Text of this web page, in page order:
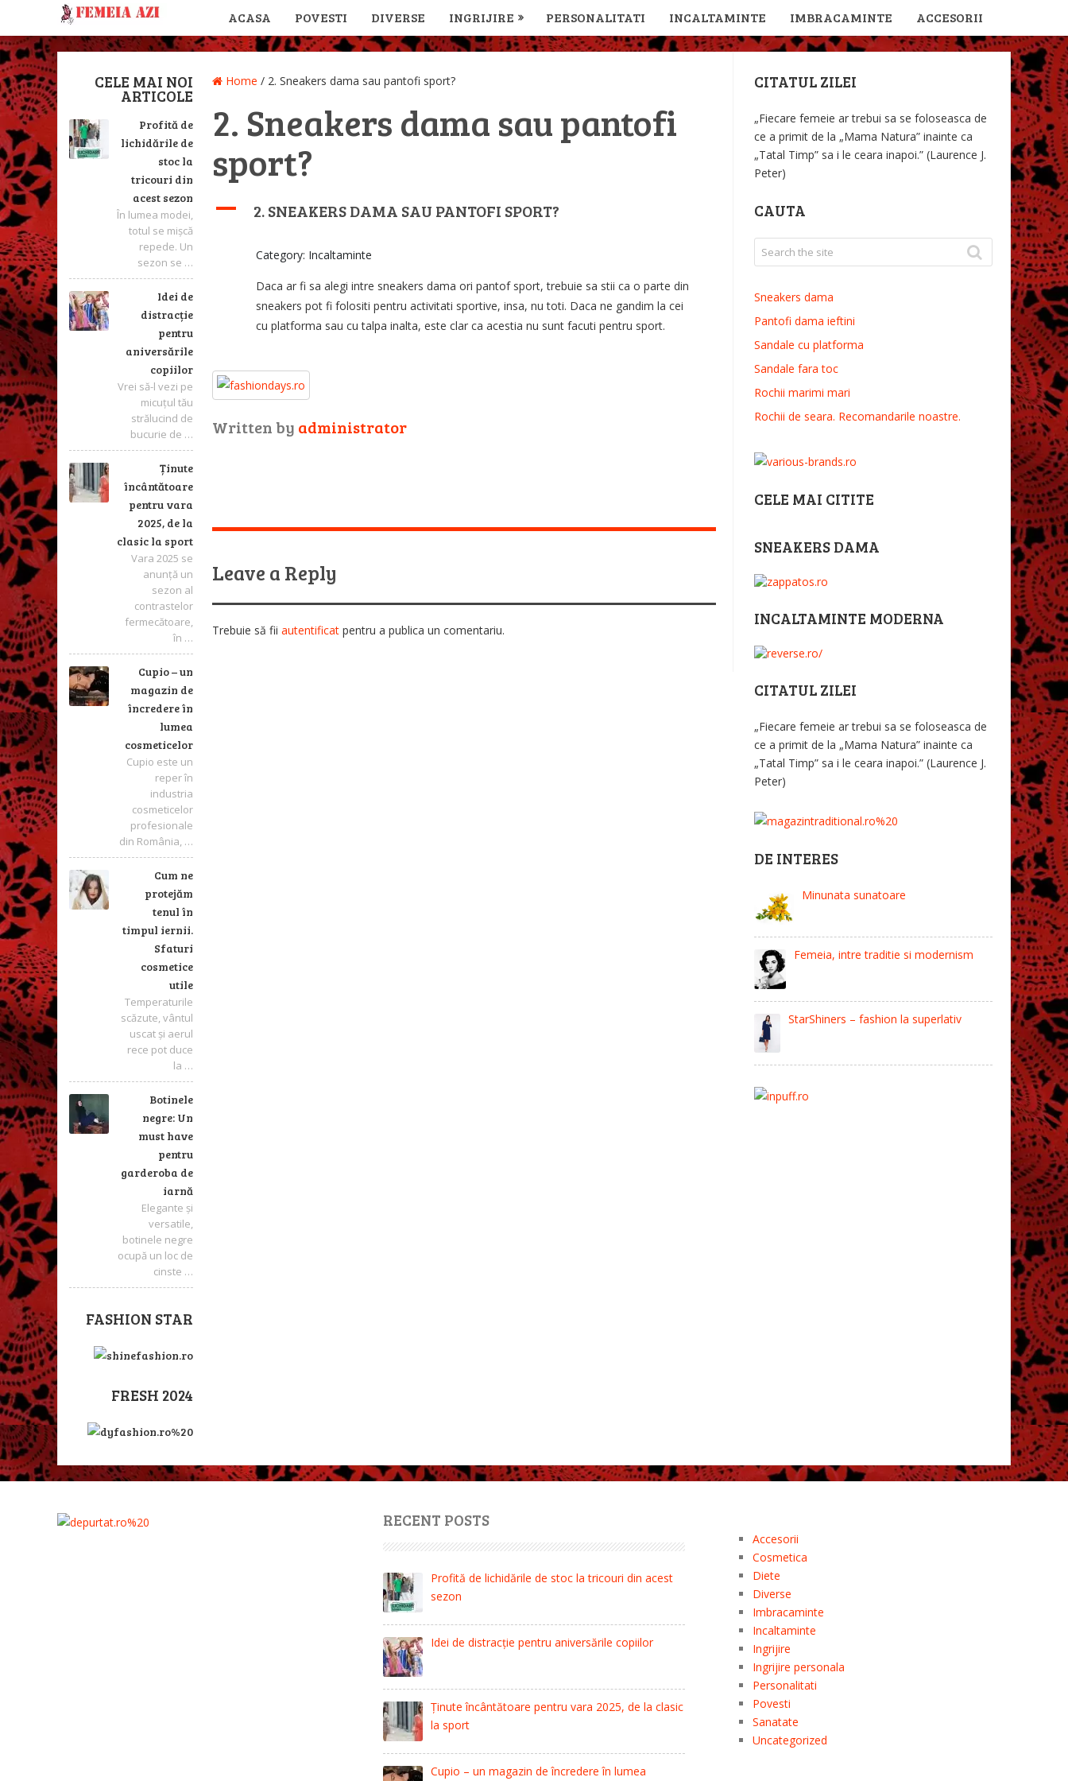
ACASA POVESTI DIVERSE INGRIJIRE PERSONALITATI INCALTAMINTE IMBRACAMINTE ACCESORII
CELE MAI NOI
ARTICOLE
Profită de
lichidările de
stoc la
tricouri din
acest sezon
În lumea modei,
totul se mișcă
repede. Un
sezon se …
Idei de
distracție
pentru
aniversările
copiilor
Vrei să-l vezi pe
micuțul tău
strălucind de
bucurie de …
Ținute
încântătoare
pentru vara
2025, de la
clasic la sport
Vara 2025 se
anunță un
sezon al
contrastelor
fermecătoare,
în …
Cupio – un
magazin de
încredere în
lumea
cosmeticelor
Cupio este un
reper în
industria
cosmeticelor
profesionale
din România, …
Cum ne
protejăm
tenul în
timpul iernii.
Sfaturi
cosmetice
utile
Temperaturile
scăzute, vântul
uscat și aerul
rece pot duce
la …
Botinele
negre: Un
must have
pentru
garderoba de
iarnă
Elegante și
versatile,
botinele negre
ocupă un loc de
cinste …
FASHION STAR
FRESH 2024
Home / 2. Sneakers dama sau pantofi sport?
2. Sneakers dama sau pantofi
sport?
A 2. SNEAKERS DAMA SAU PANTOFI SPORT?
Category: Incaltaminte
Daca ar fi sa alegi intre sneakers dama ori pantof sport, trebuie sa stii ca o parte din
sneakers pot fi folositi pentru activitati sportive, insa, nu toti. Daca ne gandim la cei
cu platforma sau cu talpa inalta, este clar ca acestia nu sunt facuti pentru sport.
Written by administrator
Leave a Reply
Trebuie să fii autentificat pentru a publica un comentariu.
CITATUL ZILEI
„Fiecare femeie ar trebui sa se foloseasca de
ce a primit de la „Mama Natura” inainte ca
„Tatal Timp” sa i le ceara inapoi.” (Laurence J.
Peter)
CAUTA
Sneakers dama
Pantofi dama ieftini
Sandale cu platforma
Sandale fara toc
Rochii marimi mari
Rochii de seara. Recomandarile noastre.
CELE MAI CITITE
SNEAKERS DAMA
INCALTAMINTE MODERNA
CITATUL ZILEI
„Fiecare femeie ar trebui sa se foloseasca de
ce a primit de la „Mama Natura” inainte ca
„Tatal Timp” sa i le ceara inapoi.” (Laurence J.
Peter)
DE INTERES
Minunata sunatoare
Femeia, intre traditie si modernism
StarShiners – fashion la superlativ
RECENT POSTS
Profită de lichidările de stoc la tricouri din acest
sezon
Idei de distracție pentru aniversările copiilor
Ținute încântătoare pentru vara 2025, de la clasic
la sport
Cupio – un magazin de încredere în lumea
Accesorii
Cosmetica
Diete
Diverse
Imbracaminte
Incaltaminte
Ingrijire
Ingrijire personala
Personalitati
Povesti
Sanatate
Uncategorized